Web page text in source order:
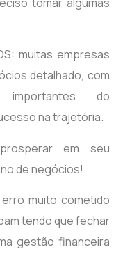
muitas empresas
detalhado, com
do
na trajetória.
em seu
de negócios!
erro muito cometido
tendo que fechar
gestão financeira